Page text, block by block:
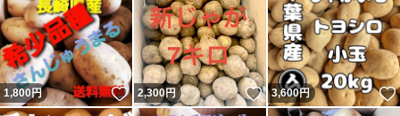
1,800 円 いいね！
2,300円 いいね！
3,600円